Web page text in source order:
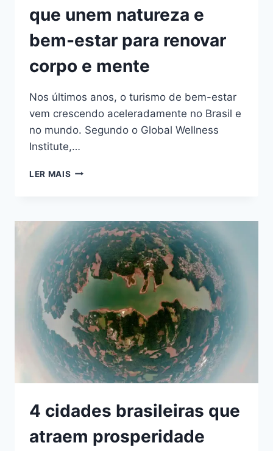
que unem natureza e
bem-estar para renovar
corpo e mente
Nos últimos anos, o turismo de bem-estar
vem crescendo aceleradamente no Brasil e
no mundo. Segundo o Global Wellness
Institute,…
LER MAIS 5
UNEM
NATUREZA
E
BEM-
ESTAR
PARA
RENOVAR
CORPO
E
MENTE
4 cidades brasileiras que
atraem prosperidade